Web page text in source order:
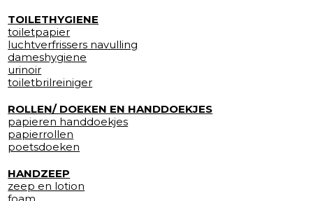
TOILETHYGIENE
toiletpapier
luchtverfrissers navulling
dameshygiene
urinoir
toiletbrilreiniger
ROLLEN/ DOEKEN EN HANDDOEKJES
papieren handdoekjes
papierrollen
poetsdoeken
HANDZEEP
zeep en lotion